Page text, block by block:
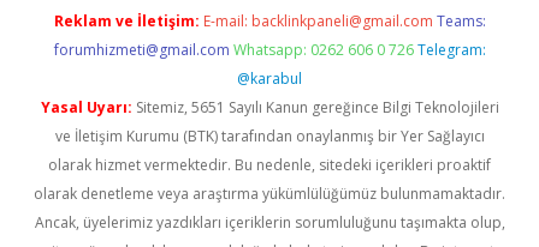
Reklam ve İletişim: E-mail: backlinkpaneli@gmail.com Teams:
forumhizmeti@gmail.com Whatsapp: 0262 606 0 726 Telegram:
@karabul
Yasal Uyarı: Sitemiz, 5651 Sayılı Kanun gereğince Bilgi Teknolojileri
ve İletişim Kurumu (BTK) tarafından onaylanmış bir Yer Sağlayıcı
olarak hizmet vermektedir. Bu nedenle, sitedeki içerikleri proaktif
olarak denetleme veya araştırma yükümlülüğümüz bulunmamaktadır.
Ancak, üyelerimiz yazdıkları içeriklerin sorumluluğunu taşımakta olup,